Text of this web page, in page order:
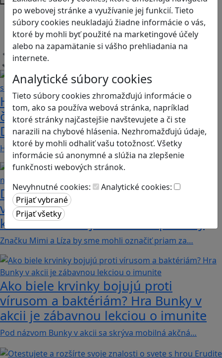
po webovej stránke a využívanie jej funkcií. Tieto
súbory cookies neukladajú žiadne informácie o vás,
ktoré by mohli byť použité na marketingové účely
alebo na zapamätanie si vášho prehliadania na
internete.
Analytické súbory cookies
Tieto súbory cookies zhromažďujú informácie o
tom, ako sa používa webová stránka, napríklad
ktoré stránky najčastejšie navštevujete a či ste
narazili na chybové hlásenia. Nezhromažďujú údaje,
ktoré by mohli odhaliť vašu totožnosť. Všetky
informácie sú anonymné a slúžia na zlepšenie
funkčnosti webových stránok.
Nevyhnutné cookies:
Analytické cookies:
Android
Herná konzola
Stolové, kartové
Načítam blogy
Heritage Quest AR: Vráťte sa do
časov, keď Rímska ríša siahala až po
Dunaj
Heritage Quest AR je mobilná hra, ktorá ponúka…
Dobrodružstvá Mimi a Lízy vo
videohre? Dvojica neoddeliteľných
kamarátok už aj ako herné postavy
Značku Mimi a Líza by sme mohli označiť priam za…
Ako biele krvinky bojujú proti
vírusom a baktériám? Hra Bunky v
akcii je zábavnou lekciou o imunite
Pod názvom Bunky v akcii sa skrýva mobilná akčná…